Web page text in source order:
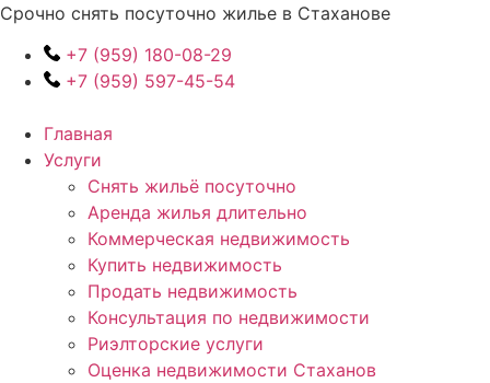
Перейти
содержимому
Срочно снять посуточно жилье в Стаханове
+7 (959) 180-08-29
+7 (959) 597-45-54
Главная
Услуги
Снять жильё посуточно
Аренда жилья длительно
Коммерческая недвижимость
Купить недвижимость
Продать недвижимость
Консультация по недвижимости
Риэлторские услуги
Оценка недвижимости Стаханов